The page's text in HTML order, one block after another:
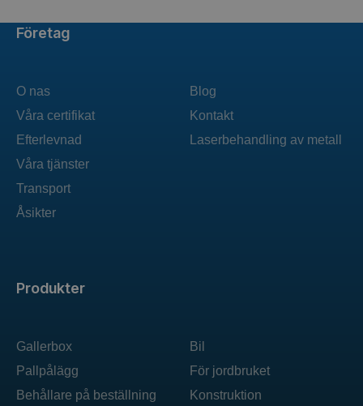
Produkter
Gallerbox
Pallpålägg
Behållare på beställning
Bil
För jordbruket
Konstruktion
Företag
O nas
Våra certifikat
Efterlevnad
Våra tjänster
Transport
Åsikter
Blog
Kontakt
Laserbehandling av metall